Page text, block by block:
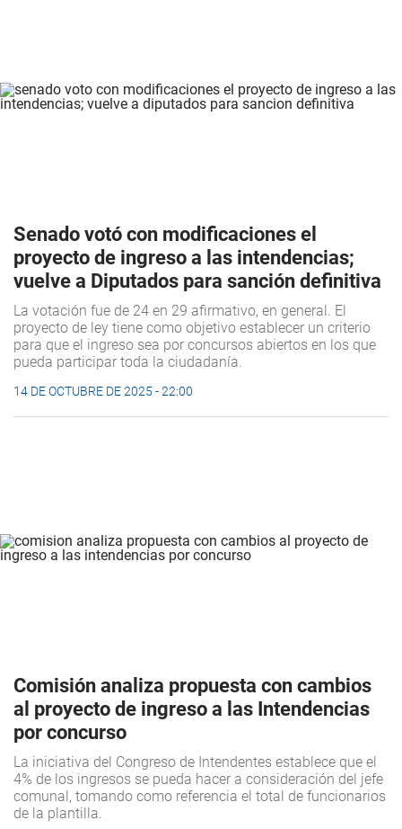
Senado votó con modificaciones el
proyecto de ingreso a las intendencias;
vuelve a Diputados para sanción definitiva
La votación fue de 24 en 29 afirmativo, en general. El
proyecto de ley tiene como objetivo establecer un criterio
para que el ingreso sea por concursos abiertos en los que
pueda participar toda la ciudadanía.
14 DE OCTUBRE DE 2025 - 22:00
Comisión analiza propuesta con cambios
al proyecto de ingreso a las Intendencias
por concurso
La iniciativa del Congreso de Intendentes establece que el
4% de los ingresos se pueda hacer a consideración del jefe
comunal, tomando como referencia el total de funcionarios
de la plantilla.